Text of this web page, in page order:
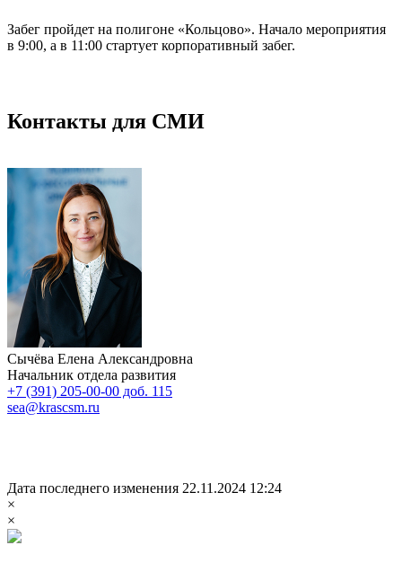
Забег пройдет на полигоне «Кольцово». Начало мероприятия
в 9:00, а в 11:00 стартует корпоративный забег.
Контакты для СМИ
Сычёва Елена Александровна
Начальник отдела развития
+7 (391) 205-00-00 доб. 115
sea@krascsm.ru
Дата последнего изменения 22.11.2024 12:24
×
×